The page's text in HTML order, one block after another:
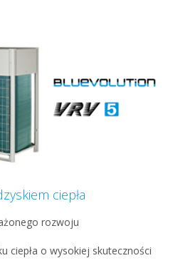
ciepła
rozwoju
ciepła o wysokiej skuteczności